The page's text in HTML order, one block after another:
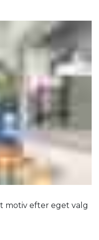
motiv efter eget valg